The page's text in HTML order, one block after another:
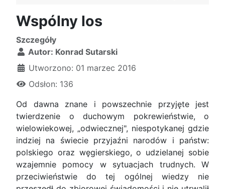
Wspólny los
Szczegóły
Autor: Konrad Sutarski
Utworzono: 01 marzec 2016
Odsłon: 136
Od dawna znane i powszechnie przyjęte jest
twierdzenie o duchowym pokrewieństwie, o
wielowiekowej, „odwiecznej", niespotykanej gdzie
indziej na świecie przyjaźni narodów i państw:
polskiego oraz węgierskiego, o udzielanej sobie
wzajemnie pomocy w sytuacjach trudnych. W
przeciwieństwie do tej ogólnej wiedzy nie